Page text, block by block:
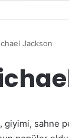
Jackson
giyimi,